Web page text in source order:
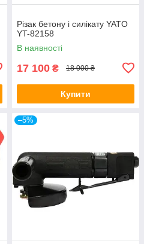
Різак бетону і силікату YATO
YT-82158
В наявності
17 100 ₴ 18 000 ₴
Купити
–5%